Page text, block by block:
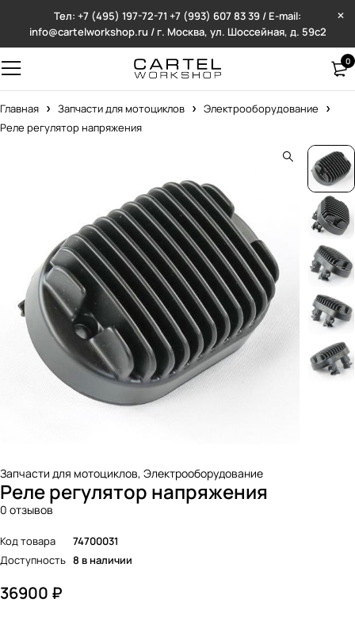
Тел: +7 (495) 197-72-71 +7 (993) 607 83 39 / E-mail:
info@cartelworkshop.ru / г. Москва, ул. Шоссейная, д. 59с2
0
Главная Запчасти для мотоциклов
Электрооборудование
Реле регулятор напряжения
Запчасти для мотоциклов, Электрооборудование
Реле регулятор напряжения
0 отзывов
Код товара
74700031
Доступность 8 в наличии
36900 ₽